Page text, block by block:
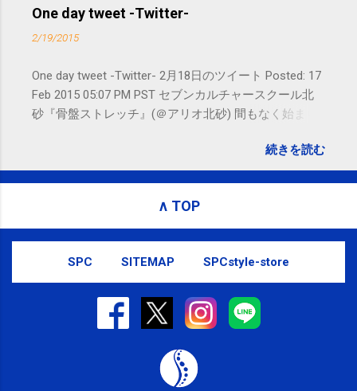
お問い合わせはSMS（ショートメッセ
One day tweet -Twitter-
2/19/2015
One day tweet -Twitter- 2月18日のツイート Posted: 17
Feb 2015 05:07 PM PST セブンカルチャースクール北
砂『骨盤ストレッチ』(＠アリオ北砂) 間もなく始まり
subscribed to email updates from サクマフィジカルコ
ンディショニング(@SPCstyle) - Twilog To stop
Email delivery powered by Google Google Inc., 1600
Amphitheatre Parkway, Mountain View, CA 94043,
続きを読む
∧ TOP
SPC SITEMAP SPCstyle-store